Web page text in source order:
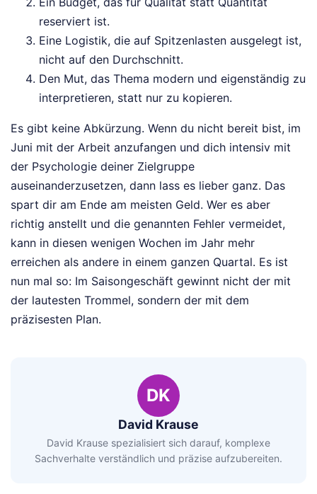
reserviert ist.
Eine Logistik, die auf Spitzenlasten ausgelegt ist,
nicht auf den Durchschnitt.
Den Mut, das Thema modern und eigenständig zu
interpretieren, statt nur zu kopieren.
Es gibt keine Abkürzung. Wenn du nicht bereit bist, im
Juni mit der Arbeit anzufangen und dich intensiv mit
der Psychologie deiner Zielgruppe
auseinanderzusetzen, dann lass es lieber ganz. Das
spart dir am Ende am meisten Geld. Wer es aber
richtig anstellt und die genannten Fehler vermeidet,
kann in diesen wenigen Wochen im Jahr mehr
erreichen als andere in einem ganzen Quartal. Es ist
nun mal so: Im Saisongeschäft gewinnt nicht der mit
der lautesten Trommel, sondern der mit dem
präzisesten Plan.
DK
David Krause
David Krause spezialisiert sich darauf, komplexe
Sachverhalte verständlich und präzise aufzubereiten.